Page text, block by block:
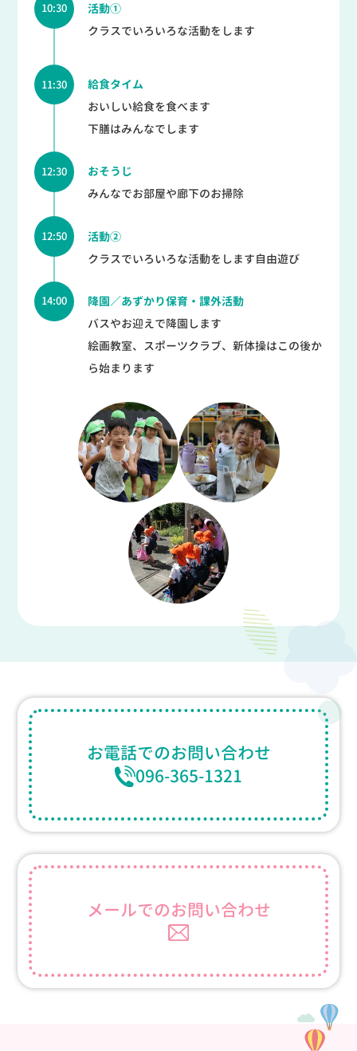
10:30
活動①
クラスでいろいろな活動をします
11:30
給食タイム
おいしい給食を食べます
下膳はみんなでします
12:30
おそうじ
みんなでお部屋や廊下のお掃除
12:50
活動②
クラスでいろいろな活動をします自由遊び
14:00 降園／あずかり保育・課外活動
バスやお迎えで降園します
絵画教室、スポーツクラブ、新体操は この後か
ら始まります
お電話でのお問い合わせ
096-365-1321
メールでのお問い合わせ